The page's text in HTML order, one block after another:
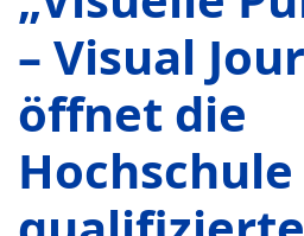
– Visual
öffnet die